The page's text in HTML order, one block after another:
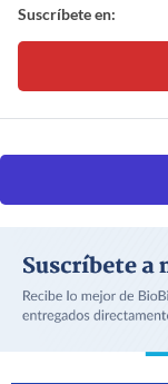
Suscríbete en: